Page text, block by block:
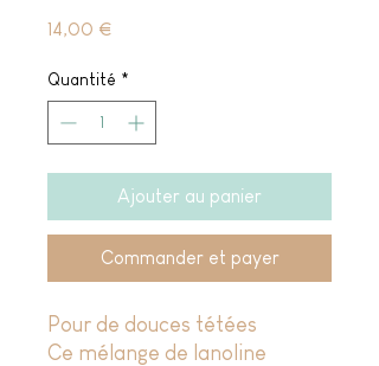
14,00 €Prix
Quantité *
Ajouter au panier
Commander et payer
Pour de douces tétées
Ce mélange de lanoline